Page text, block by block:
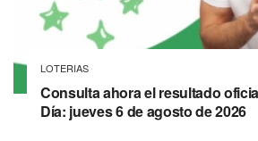
LOTERIAS
Consulta ahora el resultado
Día: jueves 6 de agosto de 2026